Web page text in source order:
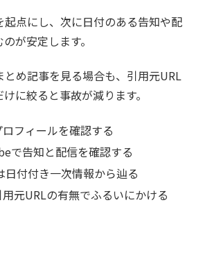
起点にし、次に日付のある告知や配
が安定します。
め記事を見る場合も、引用元URL
に絞ると事故が減ります。
フィールを確認する
で告知と配信を確認する
日付付き一次情報から辿る
元URLの有無でふるいにかける